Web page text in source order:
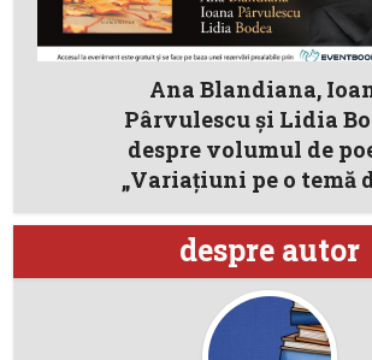
Ana Blandiana,
Pârvulescu și Lidia
despre volumul de
„Variațiuni pe o temă
despre autor